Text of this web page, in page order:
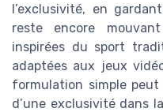
l’exclusivité, en
reste encore
inspirées du sport
adaptées aux jeux
formulation simple
d’une exclusivité dans